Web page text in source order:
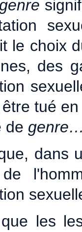
genre
le choix
des
tué
de genre…
dans
de
les